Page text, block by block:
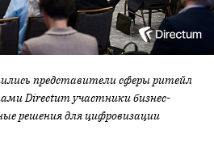
представители сферы ритейл
Directum участники бизнес-
решения для цифровизации